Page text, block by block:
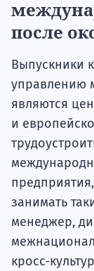
после
Выпускники
управлению
являются
и
занимать
менеджер,
кросс-